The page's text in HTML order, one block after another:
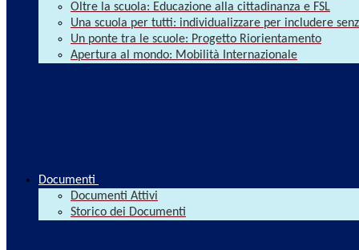
Oltre la scuola: Educazione alla cittadinanza e FSL
Una scuola per tutti: individualizzare per includere
Un ponte tra le scuole: Progetto Riorientamento
Apertura al mondo: Mobilità Internazionale
Documenti
Documenti Attivi
Storico dei Documenti